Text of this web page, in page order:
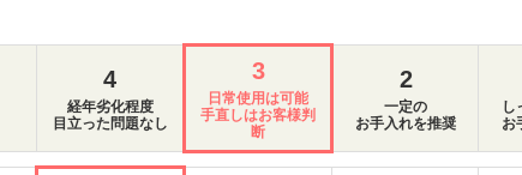
4
経年劣化程度
目立った問題なし
3
日常使用は可能
手直しはお客様判
断
2
一定の
お手入れを推奨
し
お